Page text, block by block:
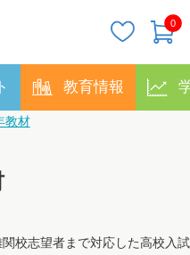
0
教育情報
材
校志望者まで対応した高校入試